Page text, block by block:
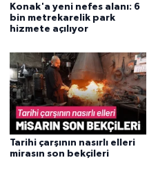
Konak'a yeni nefes alanı: 6
bin metrekarelik park
hizmete açılıyor
Tarihi çarşının nasırlı elleri
mirasın son bekçileri